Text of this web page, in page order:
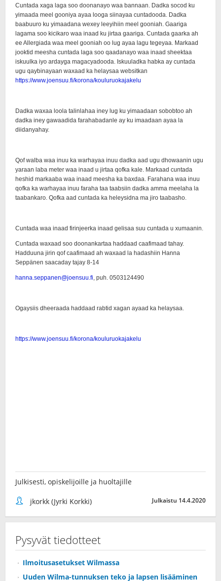
Julkisesti, opiskelijoille ja huoltajille
jkorkk (Jyrki Korkki) Julkaistu 14.4.2020
Pysyvät tiedotteet
Ilmoitusasetukset Wilmassa
Uuden Wilma-tunnuksen teko ja lapsen lisääminen